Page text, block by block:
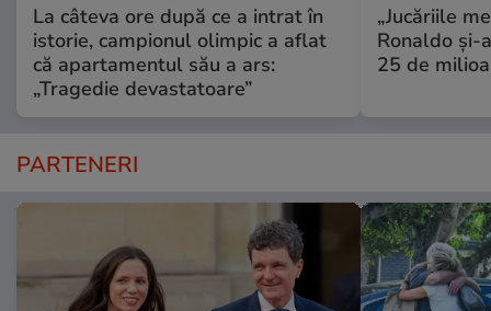
La câteva ore după ce a intrat în
istorie, campionul olimpic a aflat
că apartamentul său a ars:
„Tragedie devastatoare”
„Jucăriile
Ronaldo și-
25 de
PARTENERI